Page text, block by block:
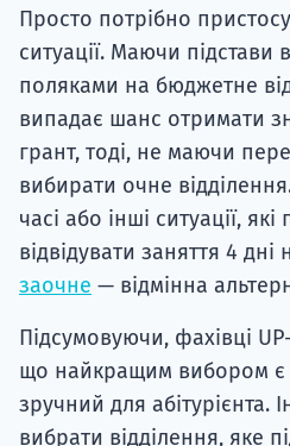
Просто потрібно
ситуації. Маючи підстави
поляками на бюджетне
випадає шанс отримати
грант, тоді, не маючи
вибирати очне
часі або інші ситуації,
відвідувати заняття 4 дні
заочне — відмінна
Підсумовуючи, фахівці
що найкращим вибором є
зручний для абітурієнта.
вибрати відділення, яке